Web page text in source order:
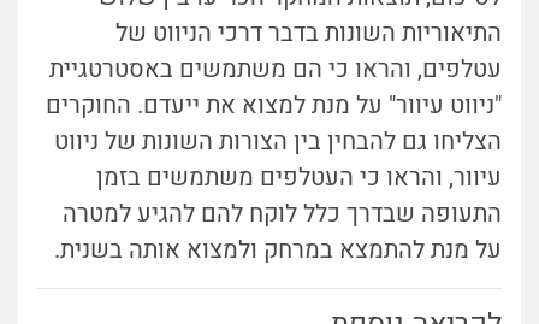
התיאוריות השונות בדבר דרכי הניווט של
עטלפים, והראו כי הם משתמשים באסטרטגיית
"ניווט עיוור" על מנת למצוא את ייעדם. החוקרים
הצליחו גם להבחין בין הצורות השונות של ניווט
עיוור, והראו כי העטלפים משתמשים בזמן
התעופה שבדרך כלל לוקח להם להגיע למטרה
על מנת להתמצא במרחק ולמצוא אותה בשנית.